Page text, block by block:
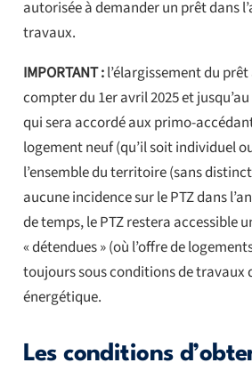
autorisée à demander un prêt dans
travaux.
IMPORTANT :l’élargissement du prêt
compter du 1er avril 2025 et
qui sera accordé aux primo-
logement neuf (qu’il soit individuel
l’ensemble du territoire (sans
aucune incidence sur le PTZ dans
de temps, le PTZ restera accessible
« détendues » (où l’offre de
toujours sous conditions de travaux
énergétique.
Les conditions